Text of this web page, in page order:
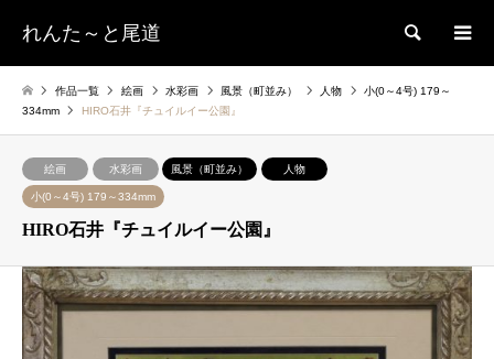
れんた～と尾道 検索
作品一覧 絵画 水彩画 風景（町並み） 人物
小(0～4号) 179～
334mm
HIRO石井『チュイルイー公園』
絵画 水彩画 風景（町並み） 人物
小(0～4号) 179～334mm
HIRO石井『チュイルイー公園』